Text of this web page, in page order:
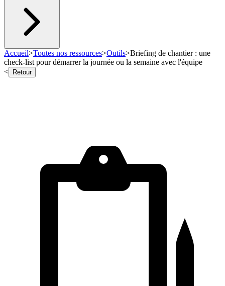
Accueil>Toutes nos ressources>Outils>Briefing de chantier : une
check-list pour démarrer la journée ou la semaine avec l'équipe
<
Retour